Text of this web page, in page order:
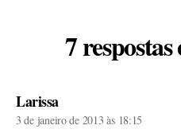
7
Larissadiz:
3 de janeiro de 2013 às 18:15